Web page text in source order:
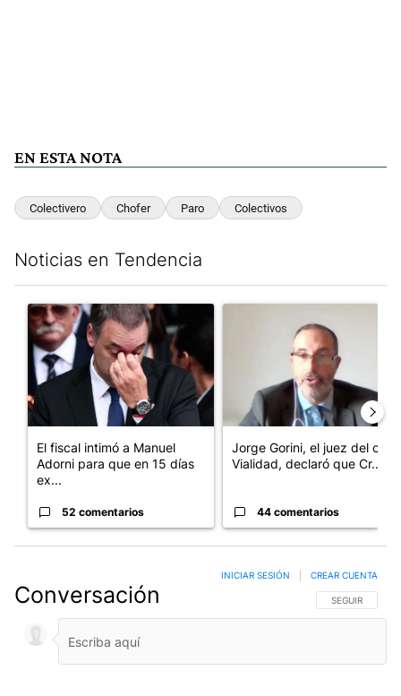
EN ESTA NOTA
Colectivero Chofer Paro Colectivos
Noticias en Tendencia
Un artículo de tendencia con el título "El fiscal intimó a
El fiscal intimó a Manuel
Adorni para que en 15 días
ex...
52 comentarios
Jorge Gorini, el juez del caso
Vialidad, declaró que Cr...
44 comentarios
Conversación SIGA ESTA
SEGUIR
INICIAR SESIÓN CREAR CUENTA